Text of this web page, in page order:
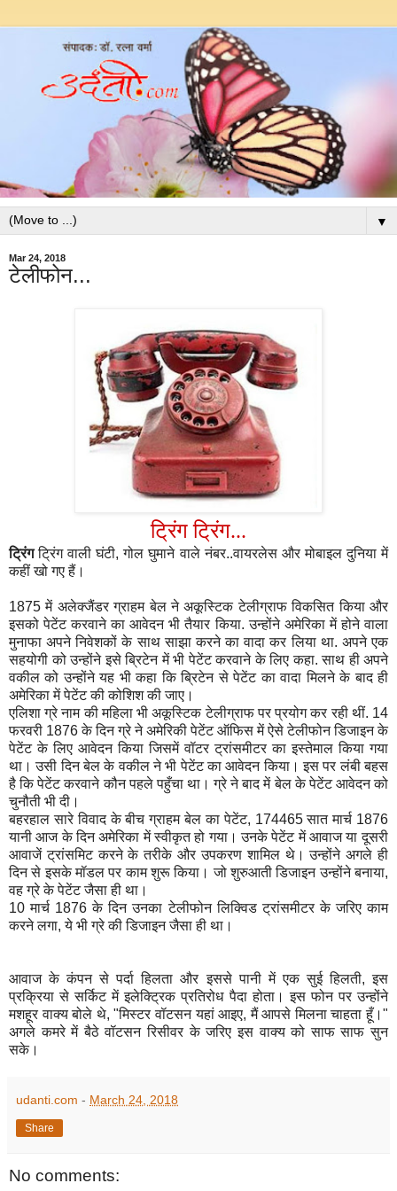
▼
Mar 24, 2018
टेलीफोन...
ट्रिंग ट्रिंग...
ट्रिंगट्रिंग वाली घंटी,गोल घुमाने वाले नंबर..वायरलेस और मोबाइल दुनिया में
कहीं खो गए हैं।
1875 में अलेक्जैंडर ग्राहम बेल ने अकूस्टिक टेलीग्राफ विकसित किया और
इसको पेटेंट करवाने का आवेदन भी तैयार किया. उन्होंने अमेरिका में होने वाला
मुनाफा अपने निवेशकों के साथ साझा करने का वादा कर लिया था. अपने एक
सहयोगी को उन्होंने इसे ब्रिटेन में भी पेटेंट करवाने के लिए कहा. साथ ही अपने
वकील को उन्होंने यह भी कहा कि ब्रिटेन से पेटेंट का वादा मिलने के बाद ही
अमेरिका में पेटेंट की कोशिश की जाए।
एलिशा ग्रे नाम की महिला भी अकूस्टिक टेलीग्राफ पर प्रयोग कर रही थीं. 14
फरवरी 1876के दिन ग्रे ने अमेरिकी पेटेंट ऑफिस में ऐसे टेलीफोन डिजाइन के
पेटेंट के लिए आवेदन किया जिसमें वॉटर ट्रांसमीटर का इस्तेमाल किया गया
था। उसी दिन बेल के वकील ने भी पेटेंट का आवेदन किया। इस पर लंबी बहस
है कि पेटेंट करवाने कौन पहले पहुँचा था। ग्रे ने बाद में बेल के पेटेंट आवेदन को
चुनौती भी दी।
बहरहाल सारे विवाद के बीच ग्राहम बेल का पेटेंट, 174465सात मार्च 1876
यानी आज के दिन अमेरिका में स्वीकृत हो गया। उनके पेटेंट में आवाज या दूसरी
आवाजें ट्रांसमिट करने के तरीके और उपकरण शामिल थे। उन्होंने अगले ही
दिन से इसके मॉडल पर काम शुरू किया। जो शुरुआती डिजाइन उन्होंने बनाया,
वह ग्रे के पेटेंट जैसा ही था।
10 मार्च 1876 के दिन उनका टेलीफोन लिक्विड ट्रांसमीटर के जरिए काम
करने लगा,ये भी ग्रे की डिजाइन जैसा ही था।
आवाज के कंपन से पर्दा हिलता और इससे पानी में एक सुई हिलती,इस
प्रक्रिया से सर्किट में इलेक्ट्रिक प्रतिरोध पैदा होता। इस फोन पर उन्होंने
मशहूर वाक्य बोले थे, "मिस्टर वॉटसन यहां आइए,मैं आपसे मिलना चाहता हूँ।"
अगले कमरे में बैठे वॉटसन रिसीवर के जरिए इस वाक्य को साफ साफ सुन
सके।
udanti.com - March 24, 2018
Share
No comments: